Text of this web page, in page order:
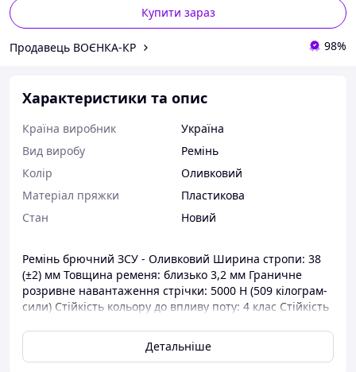
Купити зараз
Продавець ВОЄНКА-КР 98%
Характеристики та опис
Країна виробник
Україна
Вид виробу
Ремінь
Колір
Оливковий
Матеріал пряжки
Пластикова
Стан
Новий
Ремінь брючний ЗСУ - Оливковий Ширина стропи: 38
(±2) мм Товщина ременя: близько 3,2 мм Граничне
розривне навантаження стрічки: 5000 Н (509 кілограм-
сили) Стійкість кольору до впливу поту: 4 клас Стійкість
основі поліаміду-6, пофарбована в тон ременя Ширина
пряжки: 48 (±6) мм Висота пряжки: 50 (±3) мм
Детальніше